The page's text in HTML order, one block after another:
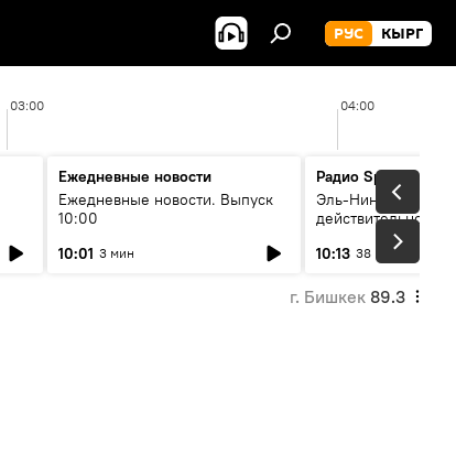
РУС КЫРГ
03:00 04:00
Ежедневные новости
Ежедневные новости. Выпуск
10:00
10:01 3 мин
Радио Sputnik
Эль-Ниньо, жара и
действительно
погоду в
10:13 38 мин
г. Бишкек 89.3